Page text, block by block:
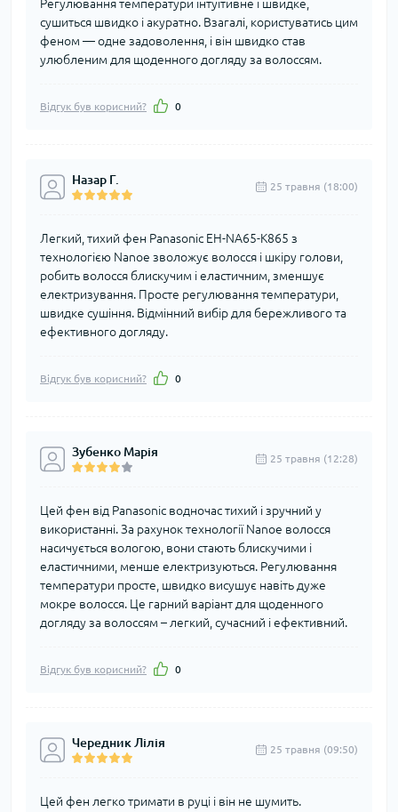
Регулювання температури інтуїтивне і швидке,
сушиться швидко і акуратно. Взагалі, користуватись цим
феном — одне задоволення, і він швидко став
улюбленим для щоденного догляду за волоссям.
Відгук був корисний? 0
Назар Г. 25 травня (18:00)
Легкий, тихий фен Panasonic EH-NA65-K865 з
технологією Nanoe зволожує волосся і шкіру голови,
робить волосся блискучим і еластичним, зменшує
електризування. Просте регулювання температури,
швидке сушіння. Відмінний вибір для бережливого та
ефективного догляду.
Відгук був корисний? 0
Зубенко Марія 25 травня (12:28)
Цей фен від Panasonic водночас тихий і зручний у
використанні. За рахунок технології Nanoe волосся
насичується вологою, вони стають блискучими і
еластичними, менше електризуються. Регулювання
температури просте, швидко висушує навіть дуже
мокре волосся. Це гарний варіант для щоденного
догляду за волоссям – легкий, сучасний і ефективний.
Відгук був корисний? 0
Чередник Лілія 25 травня (09:50)
Цей фен легко тримати в руці і він не шумить.